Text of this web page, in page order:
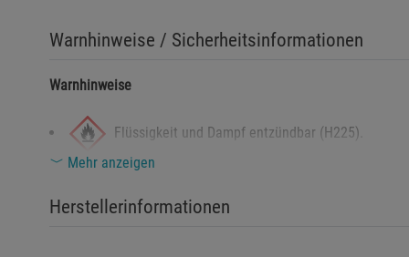
Warnhinweise / Sicherheitsinformationen
Warnhinweise
Flüssigkeit und Dampf entzündbar (H225).
Mehr anzeigen
Herstellerinformationen